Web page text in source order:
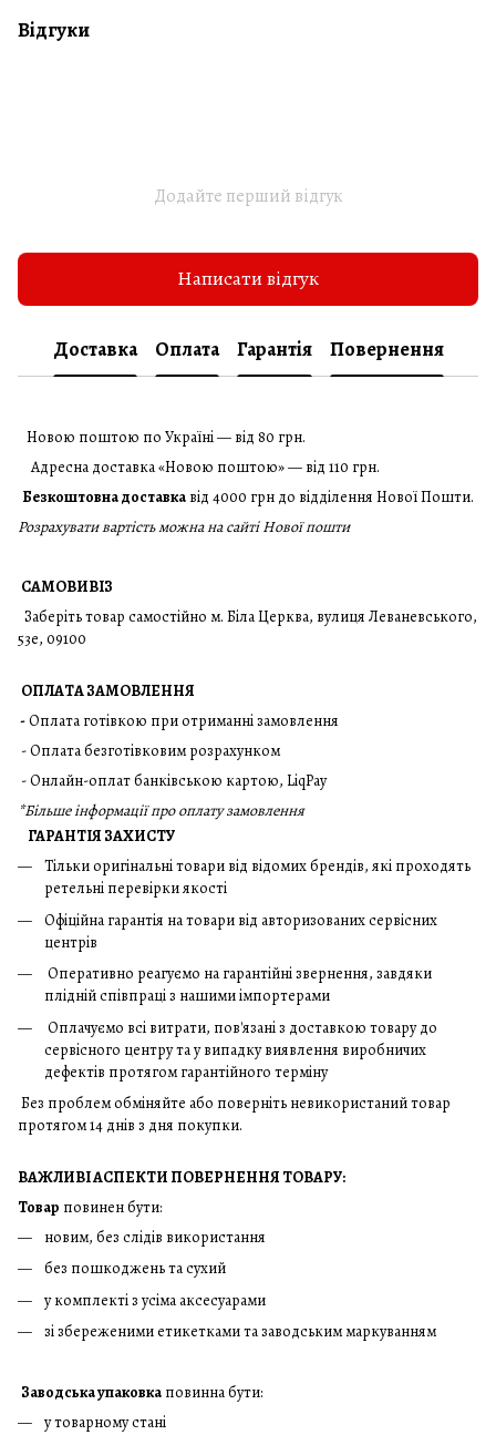
Відгуки
Додайте перший відгук
Написати відгук
Доставка Оплата Гарантія Повернення
Новою поштою по Україні — від 80 грн.
Адресна доставка «Новою поштою» — від 110 грн.
Безкоштовна доставка від 4000 грн до відділення Нової Пошти.
Розрахувати вартість можна на сайті Нової пошти
САМОВИВІЗ
Заберіть товар самостійно м. Біла Церква, вулиця Леваневського,
53е, 09100
ОПЛАТА ЗАМОВЛЕННЯ
-Оплата готівкою при отриманні замовлення
- Оплата безготівковим розрахунком
- Онлайн-оплат банківською картою, LiqPay
*Більше інформації про оплату замовлення
ГАРАНТІЯ ЗАХИСТУ
Тільки оригінальні товари від відомих брендів, які проходять
ретельні перевірки якості
Офіційна гарантія на товари від авторизованих сервісних
центрів
Оперативно реагуємо на гарантійні звернення, завдяки
плідній співпраці з нашими імпортерами
Оплачуємо всі витрати, пов'язані з доставкою товару до
сервісного центру та у випадку виявлення виробничих
дефектів протягом гарантійного терміну
Без проблем обміняйте або поверніть невикористаний товар
протягом 14 днів з дня покупки.
ВАЖЛИВІ АСПЕКТИ ПОВЕРНЕННЯ ТОВАРУ:
Товар повинен бути:
новим, без слідів використання
без пошкоджень та сухий
у комплекті з усіма аксесуарами
зі збереженими етикетками та заводським маркуванням
Заводська упаковка повинна бути:
у товарному стані